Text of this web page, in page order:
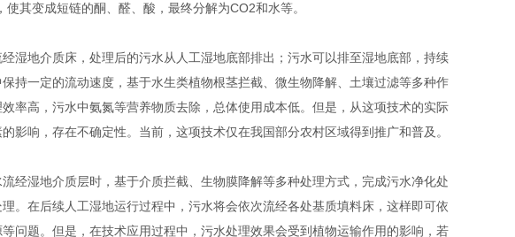
其变成短链的酮、醛、酸，最终分解为CO2和水等。
湿地介质床，处理后的污水从人工湿地底部排出；污水可以排至湿地底部，持续
持一定的流动速度，基于水生类植物根茎拦截、微生物降解、土壤过滤等多种作
率高，污水中氨氮等营养物质去除，总体使用成本低。但是，从这项技术的实际
影响，存在不确定性。当前，这项技术仅在我国部分农村区域得到推广和普及。
经湿地介质层时，基于介质拦截、生物膜降解等多种处理方式，完成污水净化处
。在后续人工湿地运行过程中，污水将会依次流经各处基质填料床，这样即可依
问题。但是，在技术应用过程中，污水处理效果会受到植物运输作用的影响，若